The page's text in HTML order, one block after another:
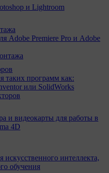
и Lightroom
Adobe Premiere Pro и Adobe
таких программ как:
или SolidWorks
и видеокарты для работы в
4D
интеллекта,
обучения